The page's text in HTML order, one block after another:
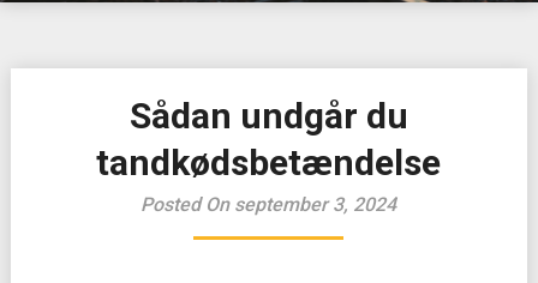
Sådan undgår du
tandkødsbetændelse
Posted On september 3, 2024